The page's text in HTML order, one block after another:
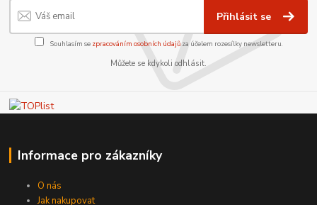
Přihlásit se
Souhlasím se zpracováním osobních údajůza účelem rozesílky newsletteru.
Můžete se kdykoli odhlásit.
Informace pro zákazníky
O nás
Jak nakupovat